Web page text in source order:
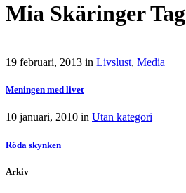
Mia Skäringer Tag
19 februari, 2013 in Livslust, Media
Meningen med livet
10 januari, 2010 in Utan kategori
Röda skynken
Arkiv